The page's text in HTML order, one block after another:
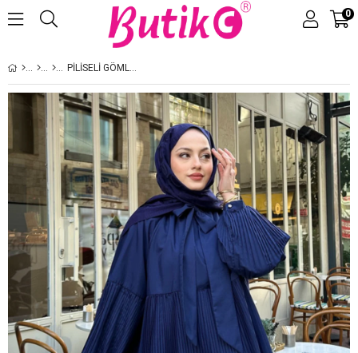
Üye Girişi
0
PILISELI GÖMLEK LACIVERT